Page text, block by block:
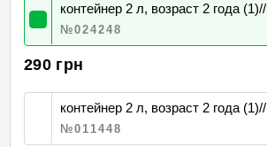
контейнер 2 л, возраст 2 года (1)//
№024248
290 грн
контейнер 2 л, возраст 2 года (1)//
№011448